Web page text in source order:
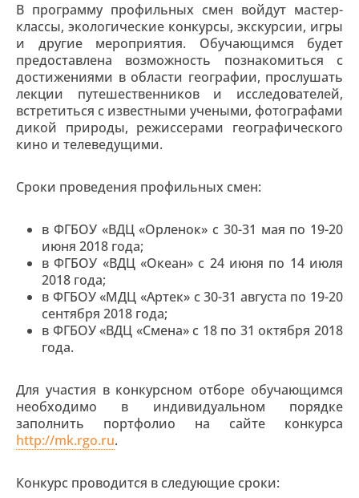
В программу профильных смен войдут мастер-
классы, экологические конкурсы, экскурсии, игры
и другие мероприятия. Обучающимся будет
предоставлена возможность познакомиться с
достижениями в области географии, прослушать
лекции путешественников и исследователей,
встретиться с известными учеными, фотографами
дикой природы, режиссерами географического
кино и телеведущими.
Сроки проведения профильных смен:
в ФГБОУ «ВДЦ «Орленок» с 30-31 мая по 19-20
июня 2018 года;
в ФГБОУ «ВДЦ «Океан» с 24 июня по 14 июля
2018 года;
в ФГБОУ «МДЦ «Артек» с 30-31 августа по 19-20
сентября 2018 года;
в ФГБОУ «ВДЦ «Смена» с 18 по 31 октября 2018
года.
Для участия в конкурсном отборе обучающимся
необходимо в индивидуальном порядке
заполнить портфолио на сайте конкурса
http://mk.rgo.ru.
Конкурс проводится в следующие сроки: